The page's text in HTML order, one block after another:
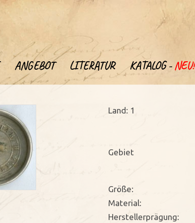
ANGEBOT LITERATUR KATALOG -NEU!
Land: 1
Gebiet
Größe:
Material:
Herstellerprägung: